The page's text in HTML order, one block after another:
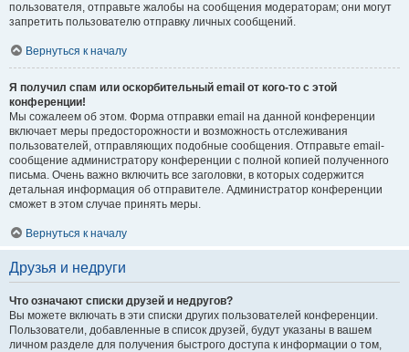
пользователя, отправьте жалобы на сообщения модераторам; они могут
запретить пользователю отправку личных сообщений.
Вернуться к началу
Я получил спам или оскорбительный email от кого-то с этой
конференции!
Мы сожалеем об этом. Форма отправки email на данной конференции
включает меры предосторожности и возможность отслеживания
пользователей, отправляющих подобные сообщения. Отправьте email-
сообщение администратору конференции с полной копией полученного
письма. Очень важно включить все заголовки, в которых содержится
детальная информация об отправителе. Администратор конференции
сможет в этом случае принять меры.
Вернуться к началу
Друзья и недруги
Что означают списки друзей и недругов?
Вы можете включать в эти списки других пользователей конференции.
Пользователи, добавленные в список друзей, будут указаны в вашем
личном разделе для получения быстрого доступа к информации о том,